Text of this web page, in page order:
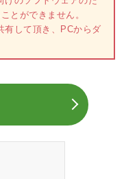
とができません。
有して頂き、PCからダ